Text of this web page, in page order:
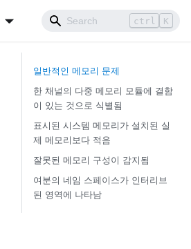
ctrl K
일반적인 메모리 문제
한 채널의 다중 메모리 모듈에 결함
이 있는 것으로 식별됨
표시된 시스템 메모리가 설치된 실
제 메모리보다 적음
잘못된 메모리 구성이 감지됨
여분의 네임 스페이스가 인터리브
된 영역에 나타남